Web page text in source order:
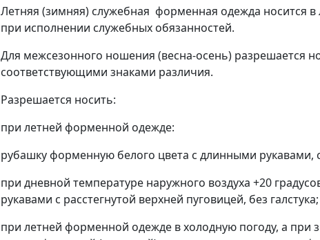
Летняя (зимняя) служебная форменная одежда носится
при исполнении служебных обязанностей.
Для межсезонного ношения (весна-осень) разрешается
соответствующими знаками различия.
Разрешается носить:
при летней форменной одежде:
рубашку форменную белого цвета с длинными рукавами,
при дневной температуре наружного воздуха +20
рукавами с расстегнутой верхней пуговицей, без галстука;
при летней форменной одежде в холодную погоду, а